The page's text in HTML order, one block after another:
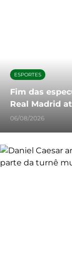
ESPORTES
Fim das
Real Madrid
06/08/2026